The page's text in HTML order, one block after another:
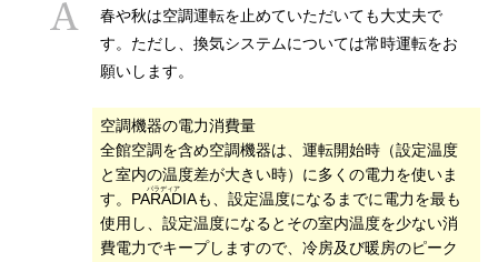
春や秋は空調運転を止めていただいても大丈夫で
す。ただし、換気システムについては常時運転をお
願いします。
空調機器の電力消費量
全館空調を含め空調機器は、運転開始時（設定温度
と室内の温度差が大きい時）に多くの電力を使いま
す。 PARADIAも、設定温度になるまでに電力を最も
使用し、設定温度になるとその室内温度を少ない消
費電力でキープしますので、冷房及び暖房のピーク